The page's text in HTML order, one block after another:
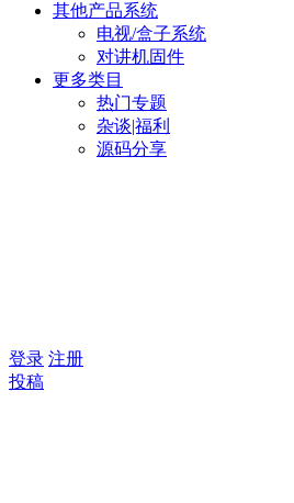
其他产品系统
电视/盒子系统
对讲机固件
更多类目
热门专题
杂谈|福利
源码分享
登录 注册
投稿